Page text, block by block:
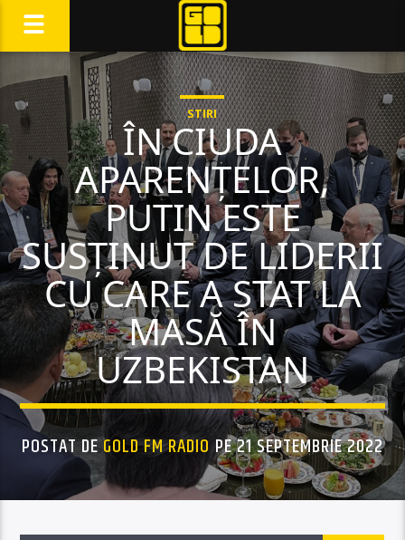
STIRI
ÎN CIUDA
APARENȚELOR,
PUTIN ESTE
SUSȚINUT DE LIDERII
CU CARE A STAT LA
MASĂ ÎN
UZBEKISTAN
POSTAT DEGOLD FM RADIOPE 21 SEPTEMBRIE 2022